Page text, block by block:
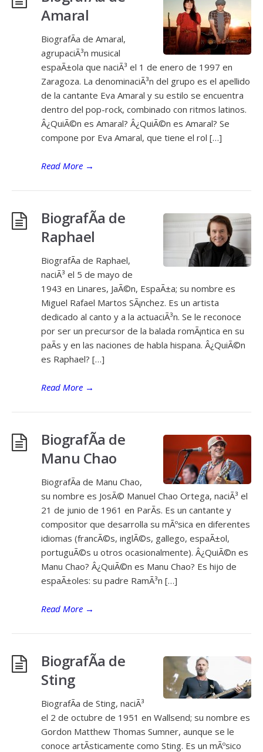
Amaral
BiografÃ­a de Amaral,
agrupaciÃ³n musical
espaÃ±ola que naciÃ³ el 1 de enero de 1997 en
Zaragoza. La denominaciÃ³n del grupo es el apellido
de la cantante Eva Amaral y su estilo se encuentra
dentro del pop-rock, combinado con ritmos latinos.
Â¿QuiÃ©n es Amaral? Â¿QuiÃ©n es Amaral? Se
compone por Eva Amaral, que tiene el rol […]
Read More →
BiografÃ­a de
Raphael
BiografÃ­a de Raphael,
naciÃ³ el 5 de mayo de
1943 en Linares, JaÃ©n, EspaÃ±a; su nombre es
Miguel Rafael Martos SÃ¡nchez. Es un artista
dedicado al canto y a la actuaciÃ³n. Se le reconoce
por ser un precursor de la balada romÃ¡ntica en su
paÃ­s y en las naciones de habla hispana. Â¿QuiÃ©n
es Raphael? […]
Read More →
BiografÃ­a de
Manu Chao
BiografÃ­a de Manu Chao,
su nombre es JosÃ© Manuel Chao Ortega, naciÃ³ el
21 de junio de 1961 en ParÃ­s. Es un cantante y
compositor que desarrolla su mÃºsica en diferentes
idiomas (francÃ©s, inglÃ©s, gallego, espaÃ±ol,
portuguÃ©s u otros ocasionalmente). Â¿QuiÃ©n es
Manu Chao? Â¿QuiÃ©n es Manu Chao? Es hijo de
espaÃ±oles: su padre RamÃ³n […]
Read More →
BiografÃ­a de
Sting
BiografÃ­a de Sting, naciÃ³
el 2 de octubre de 1951 en Wallsend; su nombre es
Gordon Matthew Thomas Sumner, aunque se le
conoce artÃ­sticamente como Sting. Es un mÃºsico